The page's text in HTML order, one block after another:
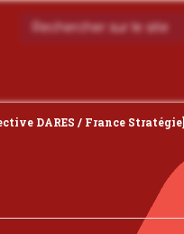
DARES / France Stratégie]